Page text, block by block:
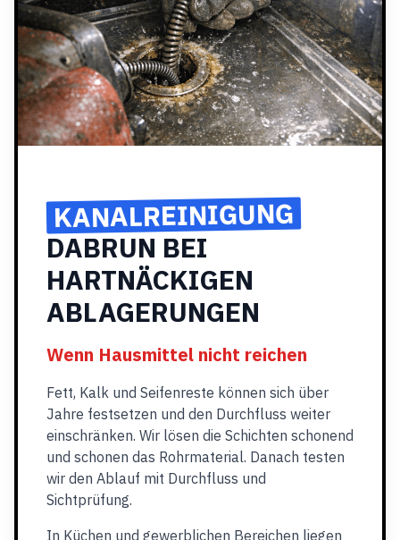
KANALREINIGUNG
DABRUN BEI
HARTNÄCKIGEN
ABLAGERUNGEN
Wenn Hausmittel nicht reichen
Fett, Kalk und Seifenreste können sich über
Jahre festsetzen und den Durchfluss weiter
einschränken. Wir lösen die Schichten schonend
und schonen das Rohrmaterial. Danach testen
wir den Ablauf mit Durchfluss und
Sichtprüfung.
In Küchen und gewerblichen Bereichen liegen